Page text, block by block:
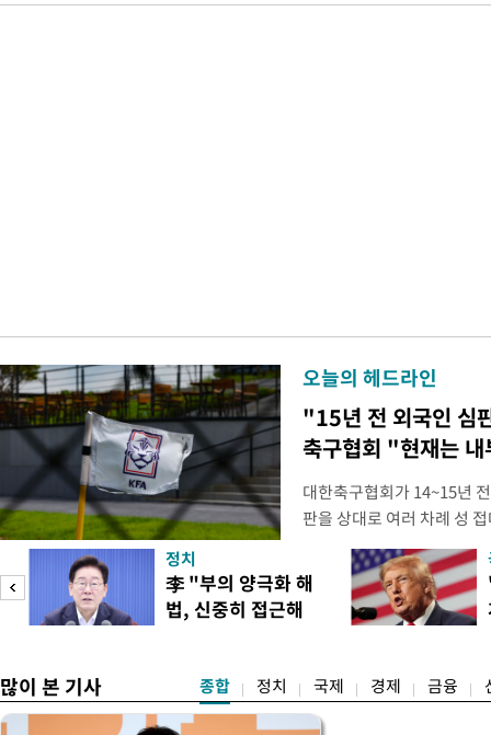
오늘의 헤드라인
"15년 전 외국인 심
축구협회 "현재는
대한축구협회가 14~15년
판을 상대로 여러 차례 성
구계에 따르면 국회의 한
년 국제심판 10여 명에게
축구협회는 외국인 심판과
수십만원에서 많게는 100
정치
李 "부의 양극화 해
법, 신중히 접근해
많이 본 기사 종합 정치 국제 경제 금융